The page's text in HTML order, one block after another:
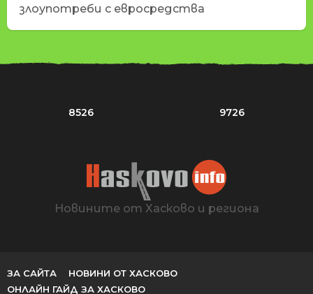
злоупотреби с евросредства
8526 9726
Новините от Хасково и региона
ЗА САЙТА
НОВИНИ ОТ ХАСКОВО
ОНЛАЙН ГАЙД ЗА ХАСКОВО